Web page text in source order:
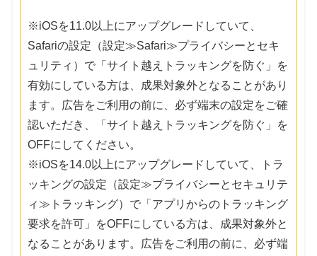
※iOSを11.0以上にアップグレードしていて、
Safariの設定（設定≫Safari≫プライバシーとセキ
ュリティ）で「サイト越えトラッキングを防ぐ」を
有効にしている方は、成果対象外となることがあり
ます。広告をご利用の前に、必ず端末の設定をご確
認いただき、「サイト越えトラッキングを防ぐ」を
OFFにしてください。
※iOSを14.0以上にアップグレードしていて、トラ
ッキングの設定（設定≫プライバシーとセキュリテ
ィ≫トラッキング）で「アプリからのトラッキング
要求を許可」をOFFにしている方は、成果対象外と
なることがあります。広告をご利用の前に、必ず端